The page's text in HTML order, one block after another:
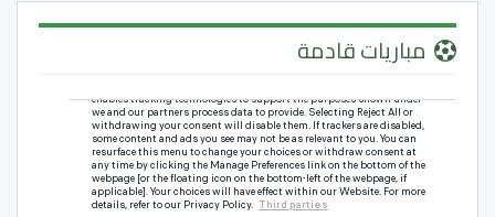
مباريات قادمة